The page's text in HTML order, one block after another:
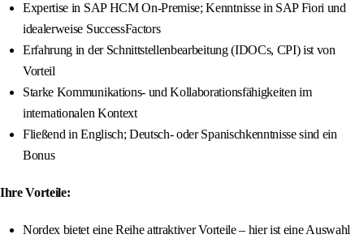
Expertise in SAP HCM On-Premise; Kenntnisse in SAP Fiori und
idealerweise SuccessFactors
Erfahrung in der Schnittstellenbearbeitung (IDOCs, CPI) ist von
Vorteil
Starke Kommunikations- und Kollaborationsfähigkeiten im
internationalen Kontext
Fließend in Englisch; Deutsch- oder Spanischkenntnisse sind ein
Bonus
Ihre Vorteile:
Nordex bietet eine Reihe attraktiver Vorteile – hier ist eine Auswahl